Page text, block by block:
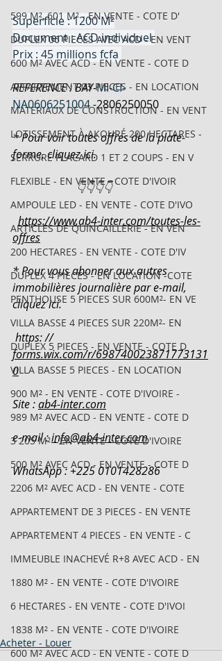
599 M², 601 M² - EN VENTE - COTE D'
DUPLEX 06 PIECES AVEC ACD - EN VENT
600 M² AVEC ACD - EN VENTE - COTE D
APPARTEMENT 03 PIECES - EN LOCATION
MATERIAUX DE CONSTRUCTION - EN VENT
LOTISSEMENT À AKOURÉ 200 HECTARES -
SERRURE PLACARD 1 ET 2 COUPS - EN V
FLEXIBLE - EN VENTE - COTE D'IVOIR
AMPOULE LED - EN VENTE - COTE D'IVO
ARTICLES DE QUINCAILLERIE - EN VEN
200 HECTARES - EN VENTE - COTE D'IV
DUPLEX 4 PIECES - EN LOCATION -COTE
PENTHOUSE 5 PIECES SUR 600M²- EN VE
VILLA BASSE 4 PIECES SUR 220M²- EN
DUPLEX 5 PIECES - EN VENTE - COTE D
VILLA BASSE 5 PIECES - EN LOCATION
900 M² - EN VENTE - COTE D'IVOIRE -
989 M² AVEC ACD - EN VENTE - COTE D
3 205 M² - EN VENTE - COTE D'IVOIRE
500 M² AVEC ACD - EN VENTE - COTE D
2206 M² AVEC ACD - EN VENTE - COTE
APPARTEMENT DE 3 PIECES - EN VENTE
APPARTEMENT 4 PIECES - EN VENTE - C
IMMEUBLE INACHEVÉ R+8 AVEC ACD - EN
1880 M² - EN VENTE - COTE D'IVOIRE
6 HECTARES - EN VENTE - COTE D'IVOI
1838 M² - EN VENTE - COTE D'IVOIRE
600 M² AVEC ACD - EN VENTE - COTE D
Superficie : 1200 M²
Document : ACD individuel
Prix : 45 millions fcfa
REFERENCE : BAY-MI-CI-
NA0606251004-2806250050
* Pour voir toutes offres de la plate-
forme, cliquez ici.
👇👇👇👇
https://www.ab4-inter.com/toutes-les-
offres
* Pour vous abonner aux autres
immobilières journalière par e-mail,
cliquez ici.
https: //
forms.wix.com/r/698740023871773131
0
Site : ab4-inter.com
e-mail : info@ab4-inter.com
WhatsApp : +225 0101428286
Acheter - Louer